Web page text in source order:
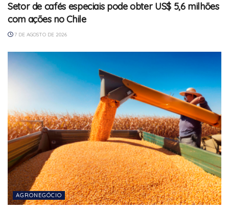
Setor de cafés especiais pode obter US$ 5,6 milhões
com ações no Chile
7 DE AGOSTO DE 2026
AGRONEGÓCIO